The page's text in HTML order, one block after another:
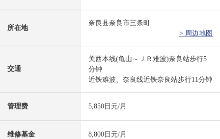
所在地
奈良县奈良市三条町
> 周边地图
交通
关西本线(龟山～ＪＲ难波)奈良站步行5
分钟
近铁难波、奈良线近铁奈良站步行11分钟
管理费 5,850日元/月
维修基金 8,800日元/月